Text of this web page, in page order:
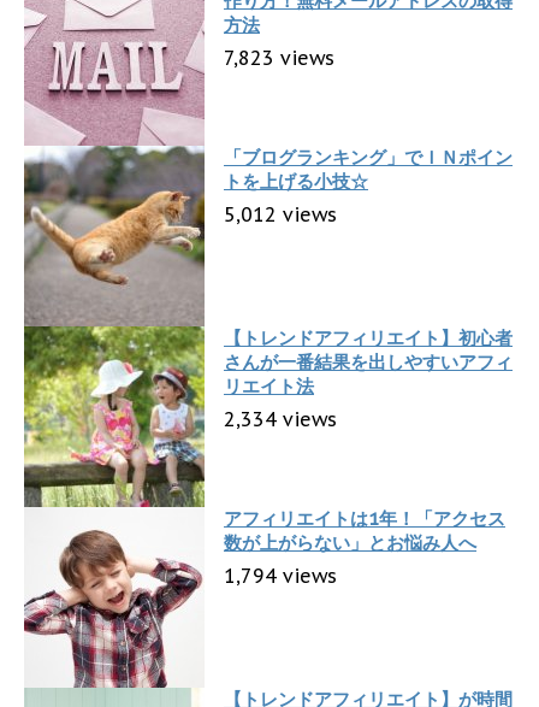
方法
7,823 views
「ブログランキング」でＩＮポイン
トを上げる小技☆
5,012 views
【トレンドアフィリエイト】初心者
さんが一番結果を出しやすいアフィ
リエイト法
2,334 views
アフィリエイトは1年！「アクセス
数が上がらない」とお悩み人へ
1,794 views
【トレンドアフィリエイト】が時間